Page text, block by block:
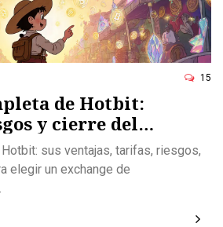
15
de Hotbit:
y cierre del
sus ventajas, tarifas, riesgos,
elegir un exchange de